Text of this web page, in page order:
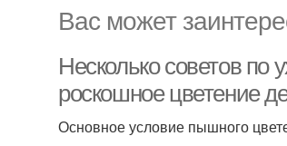
Вас может
Несколько советов по
роскошное цветение
Основное условие пышного